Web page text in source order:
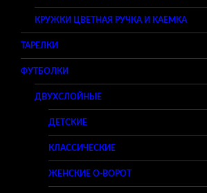
КРУЖКИ ЦВЕТНАЯ РУЧКА И КАЕМКА
ТАРЕЛКИ
ФУТБОЛКИ
ДВУХСЛОЙНЫЕ
ДЕТСКИЕ
КЛАССИЧЕСКИЕ
ЖЕНСКИЕ O-ВОРОТ